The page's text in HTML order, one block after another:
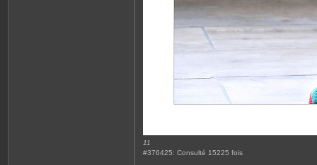
11
#376425: Consulté 15225 fois